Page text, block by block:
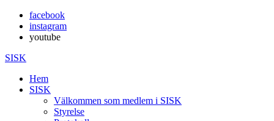
facebook
instagram
youtube
SISK
Hem
SISK
Välkommen som medlem i SISK
Styrelse